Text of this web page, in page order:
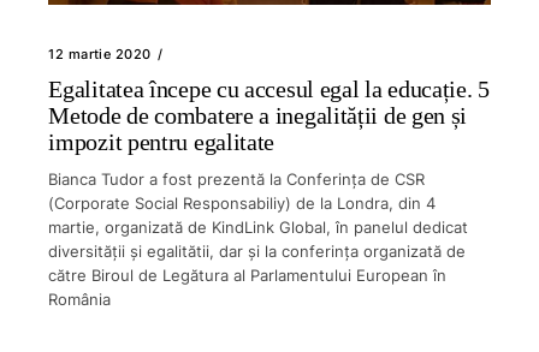
12 martie 2020
Egalitatea începe cu accesul egal la educație. 5
Metode de combatere a inegalității de gen și
impozit pentru egalitate
Bianca Tudor a fost prezentă la Conferința de CSR
(Corporate Social Responsabiliy) de la Londra, din 4
martie, organizată de KindLink Global, în panelul dedicat
diversității și egalitătii, dar și la conferința organizată de
către Biroul de Legătura al Parlamentului European în
România